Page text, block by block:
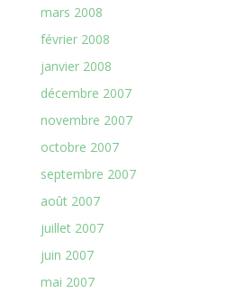
mars 2008
février 2008
janvier 2008
décembre 2007
novembre 2007
octobre 2007
septembre 2007
août 2007
juillet 2007
juin 2007
mai 2007